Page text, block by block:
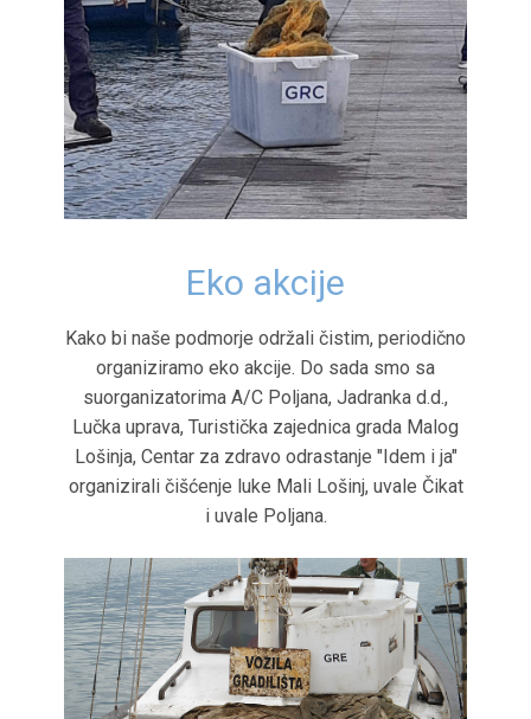
Eko akcije
Kako bi naše podmorje održali čistim, periodično
organiziramo eko akcije. Do sada smo sa
suorganizatorima A/C Poljana, Jadranka d.d.,
Lučka uprava, Turistička zajednica grada Malog
Lošinja, Centar za zdravo odrastanje "Idem i ja"
organizirali čišćenje luke Mali Lošinj, uvale Čikat
i uvale Poljana.